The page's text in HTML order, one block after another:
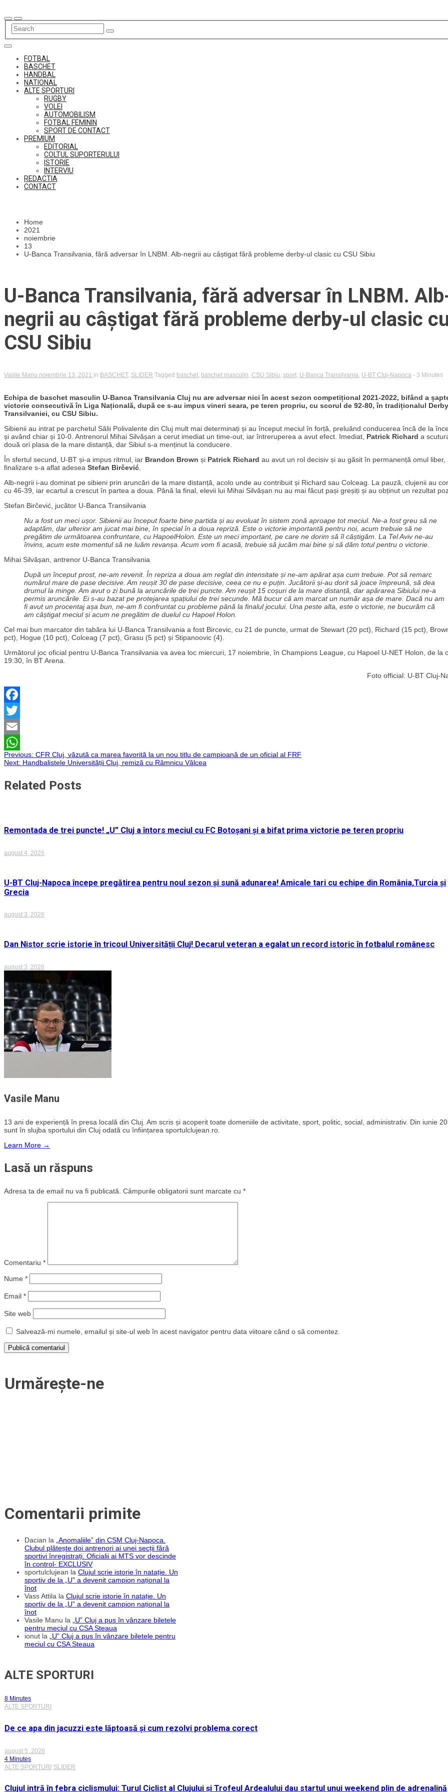
to
content
FOTBAL
BASCHET
HANDBAL
NATIONAL
ALTE SPORTURI
RUGBY
VOLEI
AUTOMOBILISM
FOTBAL FEMININ
SPORT DE CONTACT
PREMIUM
EDITORIAL
COLTUL SUPORTERULUI
ISTORIE
INTERVIU
REDACTIA
CONTACT
Home
2021
noiembrie
13
U-Banca Transilvania, fără adversar în LNBM. Alb-negrii au câștigat fără probleme derby-ul clasic cu CSU Sibiu
U-Banca Transilvania, fără adversar în LNBM.
negrii au câștigat fără probleme derby-ul clasic
CSU Sibiu
Vasile Manu noiembrie 13, 2021 in BASCHET, SLIDER Tagged baschet baschet masculin CSU Sibiu sport U-Banca Transilvania U-BT Cluj-Napoca - 3 Minutes
Echipa de baschet masculin U-Banca Transilvania Cluj nu are adversar nici în acest sezon competițional 2021-2022, bifând a
victorie consecutivă în Liga Națională, după ce s-au impus vineri seara, pe teren propriu, cu scorul de 92-80, în tradiționalul
Transilvaniei, cu CSU Sibiu.
Sibienii au intrat pe parchetul Sălii Polivalente din Cluj mult mai determinați și au început meciul în forță, preluând conducerea încă de la
și având chiar și 10-0. Antrenorul Mihai Silvășan a cerut imediat un time-out, iar întreruperea a avut efect. Imediat, Patrick Richard a
două ori plasa de la mare distanță, dar Sibiul s-a menținut la conducere.
În sfertul secund, U-BT și-a impus ritmul, iar Brandon Brown și Patrick Richard au avut un rol decisiv și au găsit în permanență omul liber,
finalizare s-a aflat adesea Stefan Birčević
Alb-negrii i-au dominat pe sibieni prin aruncări de la mare distanță, acolo unde au contribuit și Richard sau Colceag. La pauză, clujenii au
cu 46-39, iar ecartul a crescut în partea a doua. Până la final, elevii lui Mihai Silvășan nu au mai făcut pași greșiți și au obținut un rezultat
Stefan Birčević, jucător U-Banca Transilvania
Nu a fost un meci ușor. Sibienii au început foarte bine partida și au evoluat în sistem zonă aproape tot meciul. Ne-a fost greu să ne
adaptăm, dar ulterior am jucat mai bine, în special în a doua repriză. Este o victorie importantă pentru noi, acum trebuie să ne
pregătim de următoarea confruntare, cu HapoelHolon. Este un meci important, pe care ne dorim să îl câștigăm. La Tel Aviv ne-au
învins, acum este momentul să ne luăm revanșa. Acum vom fi acasă, trebuie să jucăm mai bine și să dăm totul pentru o victorie.
Mihai Silvășan, antrenor U-Banca Transilvania
După un început prost, ne-am revenit. În repriza a doua am reglat din intensitate și ne-am apărat așa cum trebuie. Pot să remarc
numărul mare de pase decisive. Am reușit 30 de pase decisive, ceea ce nu e puțin. Jucătorii și-au dorit să joace împreună, să dea
drumul la minge. Am avut o zi bună la aruncările de trei puncte. Am reușit 15 coșuri de la mare distanță, dar apărarea Sibiului ne-a
permis aruncările. Ei s-au bazat pe protejarea spațiului de trei secunde. Mă bucur că am marcat un număr așa de mare. Dacă nu am
fi avut un procentaj așa bun, ne-am fi confruntat cu probleme până la finalul jocului. Una peste alta, este o victorie, ne bucurăm că
am câștigat meciul și acum ne pregătim de duelul cu Hapoel Holon.
Cel mai bun marcator din tabăra lui U-Banca Transilvania a fost Bircevic, cu 21 de puncte, urmat de Stewart (20 pct), Richard (15 pct),
pct), Hogue (10 pct), Colceag (7 pct), Grasu (5 pct) și Stipanoovic (4).
Următorul joc oficial pentru U-Banca Transilvania va avea loc miercuri, 17 noiembrie, în Champions League, cu Hapoel U-NET Holon, de la
19:30, în BT Arena.
Foto official: U-BT Cluj-
Facebook
Twitter
Email
WhatsApp
Navigare
în
Previous: CFR Cluj, văzută ca marea favorită la un nou titlu de campioană de un oficial al FRF
Next: Handbalistele Universității Cluj, remiză cu Râmnicu Vâlcea
Related Posts
Remontada de trei puncte! „U” Cluj a întors meciul cu FC Botoșani și a bifat prima victorie pe teren propriu
august 4, 2026
U-BT Cluj-Napoca începe pregătirea pentru noul sezon și sună adunarea! Amicale tari cu echipe din România,Turcia și
Grecia
august 3, 2026
Dan Nistor scrie istorie în tricoul Universității Cluj! Decarul veteran a egalat un record istoric în fotbalul românesc
august 3, 2026
Vasile Manu
13 ani de experiență în presa locală din Cluj. Am scris și acoperit toate domeniile de activitate, sport, politic, social, administrativ. Din iunie
sunt în slujba sportului din Cluj odată cu înființarea sportulclujean.ro.
Learn More →
Lasă un răspuns
Adresa ta de email nu va fi publicată. Câmpurile obligatorii sunt marcate cu *
Comentariu *
Nume *
Email *
Site web
Salvează-mi numele, emailul și site-ul web în acest navigator pentru data viitoare când o să comentez.
Urmărește-ne
Comentarii primite
Dacian la „Anomaliile” din CSM Cluj-Napoca.
Clubul plătește doi antrenori ai unei secții fără
sportivi înregistrați. Oficialii ai MTS vor descinde
în control- EXCLUSIV
sportulclujean la Clujul scrie istorie în natație. Un
sportiv de la „U” a devenit campion național la
înot
Vass Attila la Clujul scrie istorie în natație. Un
sportiv de la „U” a devenit campion național la
înot
Vasile Manu la „U” Cluj a pus în vânzare biletele
pentru meciul cu CSA Steaua
ionut la „U” Cluj a pus în vânzare biletele pentru
meciul cu CSA Steaua
ALTE SPORTURI
8 Minutes
ALTE SPORTURI
De ce apa din jacuzzi este lăptoasă și cum rezolvi problema corect
august 5, 2026
4 Minutes
ALTE SPORTURI SLIDER
Clujul intră în febra ciclismului: Turul Ciclist al Clujului și Trofeul Ardealului dau startul unui weekend plin de adrenalină